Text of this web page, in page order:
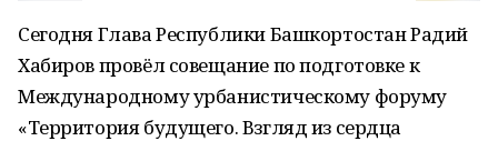
Сегодня Глава Республики Башкортостан Радий
Хабиров провёл совещание по подготовке к
Международному урбанистическому форуму
«Территория будущего. Взгляд из сердца